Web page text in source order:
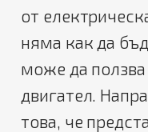
от
няма как да
може да
двигател.
това, че